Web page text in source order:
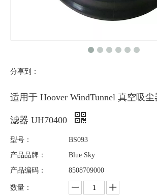
分享到：
适用于 Hoover WindTunnel 真空吸尘
滤器 UH70400
型号：
BS093
产品品牌：
Blue Sky
产品编码：
8508709000
数量：